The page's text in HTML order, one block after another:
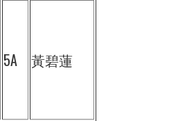
5A 黃碧蓮